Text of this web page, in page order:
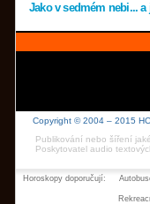
Jako v sedmém nebi... a
Copyright © 2004 – 2015
Publikování nebo šíření
Poskytovatel audio
Horoskopy doporučují: